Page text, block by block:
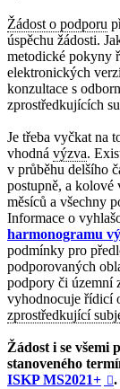
Žádost o podporu
úspěchu žádosti.
metodické pokyny
elektronických
konzultace s
zprostředkujících
Je třeba vyčkat na
vhodná výzva.
v průběhu delšího
postupně, a
měsíců a všechny
Informace o
harmonogramu
podmínky pro
podporovaných
podpory či územní
vyhodnocuje řídicí
zprostředkující
Žádost i se všemi
stanoveného
ISKP MS2021+ .